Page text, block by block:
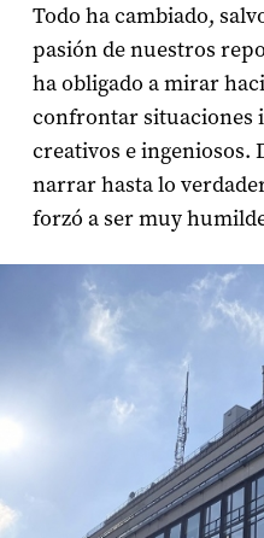
Todo ha cambiado,
pasión de nuestros
ha obligado a mirar
confrontar situaciones
creativos e ingeniosos.
narrar hasta lo
forzó a ser muy